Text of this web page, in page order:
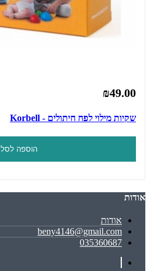
₪49.00
שקיות מילוי לפח חיתולים - Korbell
הוספה לסל
אודות
אודות
beny4146@gmail.com
035360687